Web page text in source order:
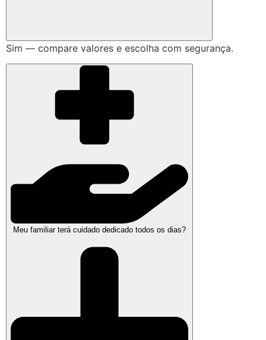
Sim — compare valores e escolha com segurança.
Meu familiar terá cuidado dedicado todos os dias?